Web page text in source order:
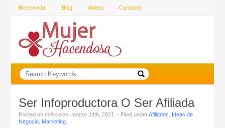
Bienvenida! Blog Videos Contacto
Ser Infoproductora O Ser Afiliada
Posted on miércoles, marzo 24th, 2021. - Filed underAfiliados
Ideas de
Negocio Marketing